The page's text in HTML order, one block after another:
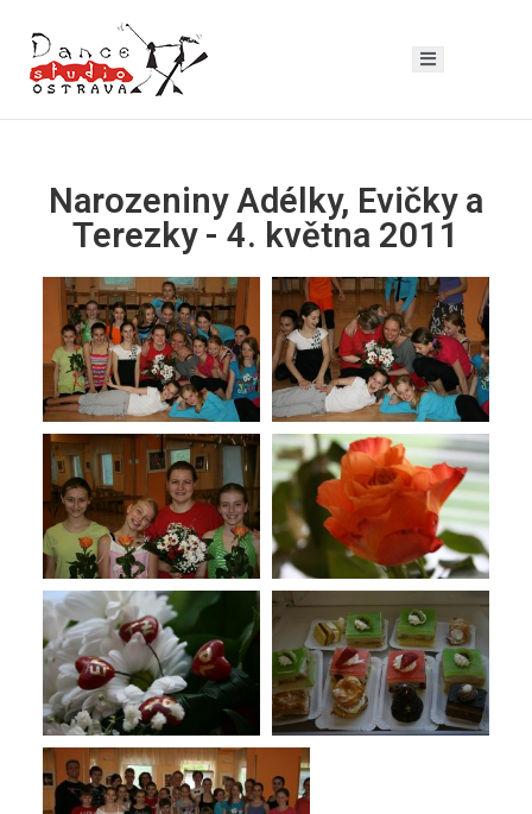
Narozeniny Adélky, Evičky a
Terezky - 4. května 2011